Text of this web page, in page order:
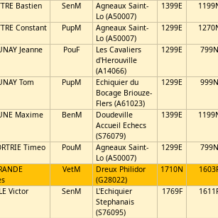
Bastien SenM
Agneaux Saint-
Lo (A50007)
1399E
Constant PupM
Agneaux Saint-
Lo (A50007)
1299E
Jeanne PouF
Les Cavaliers
d'Herouville
(A14066)
1299E 799N
Tom PupM
Echiquier du
Bocage Briouze-
Flers (A61023)
1299E 999N
Maxime BenM
Doudeville
Accueil Echecs
(S76079)
1399E
Timeo PouM
Agneaux Saint-
Lo (A50007)
1299E 799N
VetM
Dreux Philidor
(G28022)
1710N
Victor SenM
L'Echiquier
Stephanais
(S76095)
1769F